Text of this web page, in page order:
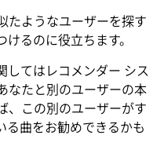
たようなユーザーを探す
るのに役立ちます。
してはレコメンダー シス
なたと別のユーザーの本
、この別のユーザーがす
る曲をお勧めできるかも